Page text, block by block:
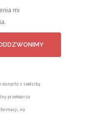
mi
danych) z siedzibą
przetwarza
na